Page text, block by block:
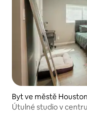
Byt ve městě Houston
Útulné studio v